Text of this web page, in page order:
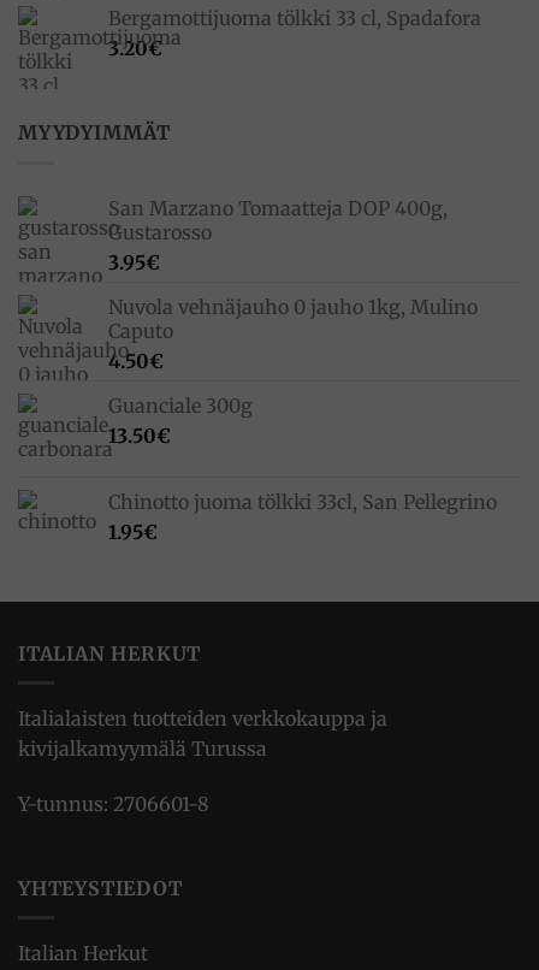
33.00€.23.10€.
Bergamottijuoma tölkki 33 cl, Spadafora
3.20€
MYYDYIMMÄT
San Marzano Tomaatteja DOP 400g,
Gustarosso
3.95€
Nuvola vehnäjauho 0 jauho 1kg, Mulino
Caputo
4.50€
Guanciale 300g
13.50€
Chinotto juoma tölkki 33cl, San Pellegrino
1.95€
ITALIAN HERKUT
Italialaisten tuotteiden verkkokauppa ja
kivijalkamyymälä Turussa
Y-tunnus: 2706601-8
YHTEYSTIEDOT
Italian Herkut